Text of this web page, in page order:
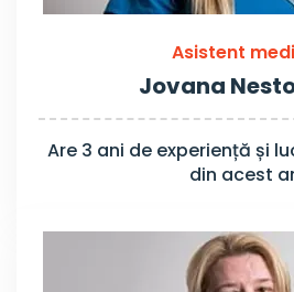
Asistent
Jovana
Are 3 ani de experiență și
din acest